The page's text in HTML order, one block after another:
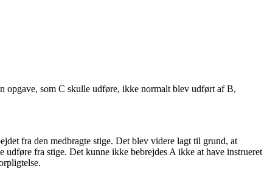
opgave, som C skulle udføre, ikke normalt blev udført af B,
fra den medbragte stige. Det blev videre lagt til grund, at
fra stige. Det kunne ikke bebrejdes A ikke at have instrueret